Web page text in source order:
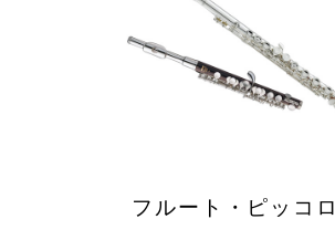
フルート・ピッコロ